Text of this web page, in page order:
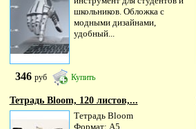
школьников. Обложка с
модными дизайнами,
удобный...
346 руб Купить
Тетрадь Bloom, 120 листов,...
Тетрадь Bloom
Формат: А5